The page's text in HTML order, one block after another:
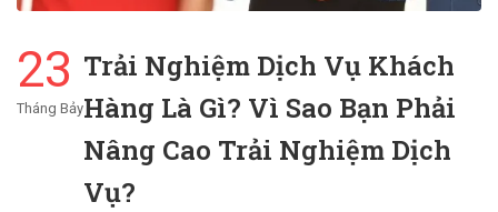
23
Tháng Bảy
Trải Nghiệm Dịch Vụ Khách
Hàng Là Gì? Vì Sao Bạn Phải
Nâng Cao Trải Nghiệm Dịch
Vụ?